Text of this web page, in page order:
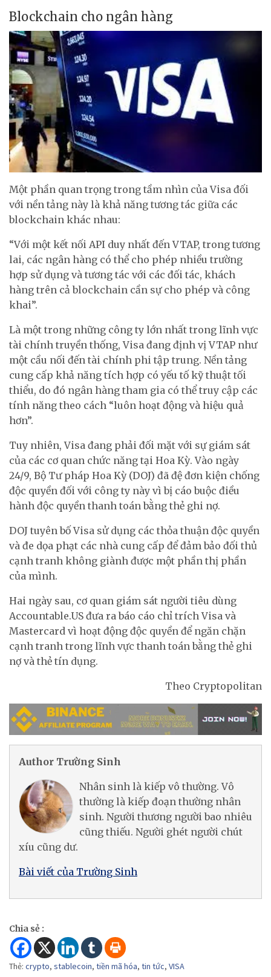
Blockchain cho ngân hàng
Một phần quan trọng trong tầm nhìn của Visa đối
với nền tảng này là khả năng tương tác giữa các
blockchain khác nhau:
“Với một kết nối API duy nhất đến VTAP, trong tương
lai, các ngân hàng có thể cho phép nhiều trường
hợp sử dụng và tương tác với các đối tác, khách
hàng trên cả blockchain cần sự cho phép và công
khai”.
Là một trong những công ty lớn nhất trong lĩnh vực
tài chính truyền thống, Visa đang định vị VTAP như
một cầu nối đến tài chính phi tập trung. Nền tảng
cung cấp khả năng tích hợp có yếu tố kỹ thuật tối
thiểu, do đó ngân hàng tham gia có thể truy cập các
tính năng theo cách “luôn hoạt động và hiệu quả
hơn”.
Tuy nhiên, Visa đang phải đối mặt với sự giám sát
của các cơ quan chức năng tại Hoa Kỳ. Vào ngày
24/9, Bộ Tư pháp Hoa Kỳ (DOJ) đã đệ đơn kiện chống
độc quyền đối với công ty này vì bị cáo buộc điều
hành độc quyền thanh toán bằng thẻ ghi nợ.
DOJ tuyên bố Visa sử dụng các thỏa thuận độc quyền
và đe dọa phạt các nhà cung cấp để đảm bảo đối thủ
cạnh tranh không giành được một phần thị phần
của mình.
Hai ngày sau, cơ quan giám sát người tiêu dùng
Accountable.US đưa ra báo cáo chỉ trích Visa và
Mastercard vì hoạt động độc quyền để ngăn chặn
cạnh tranh trong lĩnh vực thanh toán bằng thẻ ghi
nợ và thẻ tín dụng.
Theo Cryptopolitan
Author Trường Sinh
Nhân sinh là kiếp vô thường. Vô
thường là kiếp đoạn thường nhân
sinh. Người thương người bao nhiêu
cũng thiếu. Người ghét người chút
xíu cũng dư.
Bài viết của Trường Sinh
Chia sẻ :
Thẻ: crypto, stablecoin, tiền mã hóa, tin tức, VISA